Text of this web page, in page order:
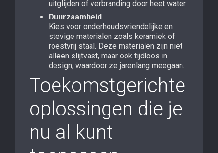
uitglijden of verbranding door heet water.
Duurzaamheid
Kies voor onderhoudsvriendelijke en
stevige materialen zoals keramiek of
roestvrij staal. Deze materialen zijn niet
alleen slijtvast, maar ook tijdloos in
design, waardoor ze jarenlang meegaan.
Toekomstgerichte
oplossingen die je
nu al kunt